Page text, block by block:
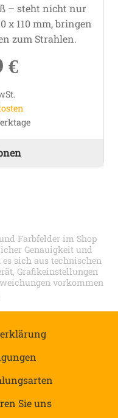
– steht nicht nur
x 110 mm, bringen
zum Strahlen.
€
Farbfelder im Shop
Genauigkeit und
sich aus technischen
Grafikeinstellungen
vorkommen
Sie uns